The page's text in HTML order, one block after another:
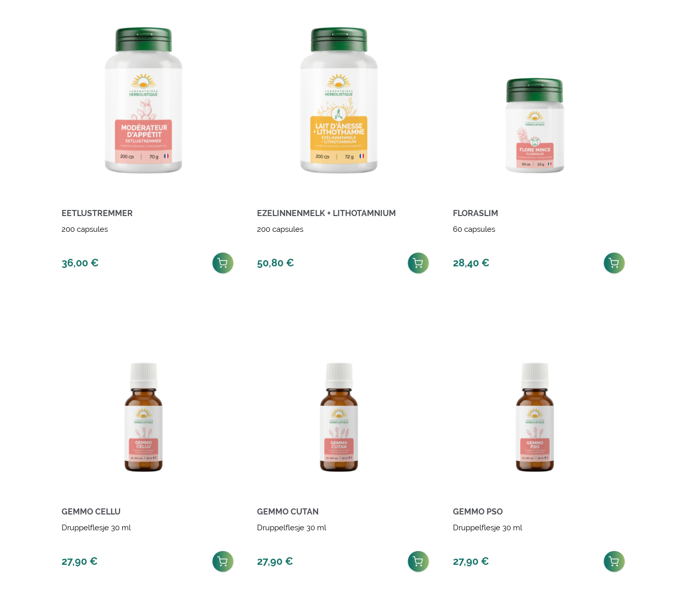
EETLUSTREMMER
200 capsules
36,00 €
EZELINNENMELK + LITHOTAMNIUM
200 capsules
50,80€
FLORASLIM
60 capsules
28,40 €
GEMMO CELLU
Druppelflesje 30 ml
27,90 €
GEMMO CUTAN
Druppelflesje 30 ml
27,90€
GEMMO PSO
Druppelflesje 30 ml
27,90 €